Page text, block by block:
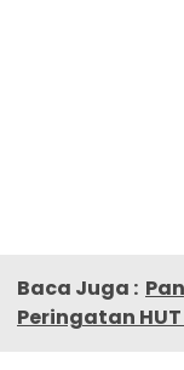
Baca Juga :
Peringatan